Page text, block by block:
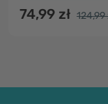
74,99 zł 124,99